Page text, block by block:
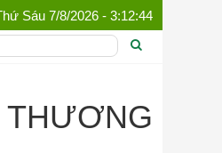
Sáu 7/8/2026 - 3:12:45
THỰC PHẨM PHỤC VỤ TIỆC CHIÊU
THƯƠNG